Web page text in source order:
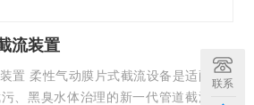
流装置
置 柔性气动膜片式截流设备是适配市
、黑臭水体治理的新一代管道截流装
联系